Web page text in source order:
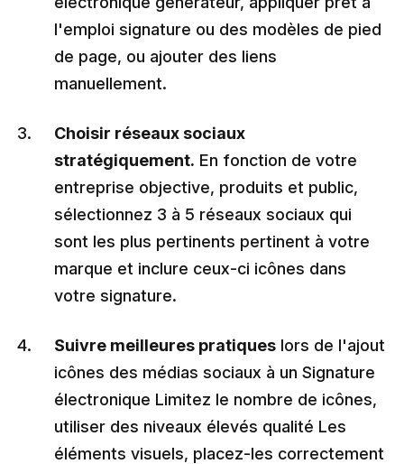
l'emploi signature ou des modèles de pied
de page, ou ajouter des liens
manuellement.
Choisir réseaux sociaux
stratégiquement. En fonction de votre
entreprise objective, produits et public,
sélectionnez 3 à 5 réseaux sociaux qui
sont les plus pertinents pertinent à votre
marque et inclure ceux-ci icônes dans
votre signature.
Suivre meilleures pratiques lors de l'ajout
icônes des médias sociaux à un Signature
électronique Limitez le nombre de icônes,
utiliser des niveaux élevés qualité Les
éléments visuels, placez-les correctement